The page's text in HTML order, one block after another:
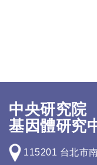
中央研究院
基因體研究
115201 台北市